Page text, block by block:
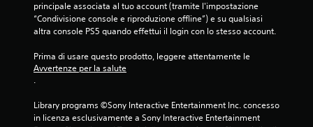
principale associata al tuo account (tramite l'impostazione
“Condivisione console e riproduzione offline”) e su qualsiasi
altra console PS5 quando effettui il login con lo stesso account.
Prima di usare questo prodotto, leggere attentamente le
Avvertenze per la salute
.
Library programs ©Sony Interactive Entertainment Inc. concesso
in licenza esclusivamente a Sony Interactive Entertainment